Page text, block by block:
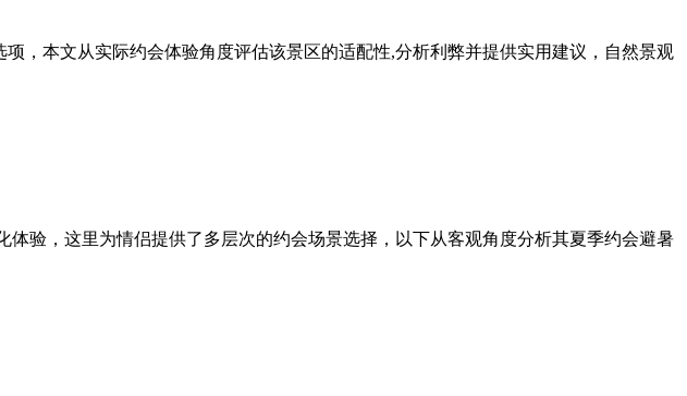
，本文从实际约会体验角度评估该景区的适配性,分析利弊并提供实用建议，自然景观
验，这里为情侣提供了多层次的约会场景选择，以下从客观角度分析其夏季约会避暑